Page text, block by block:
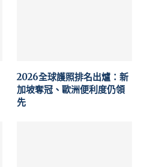
2026全球護照排名出爐：新
加坡奪冠、歐洲便利度仍領
先